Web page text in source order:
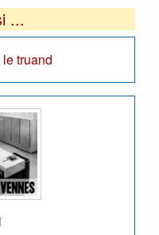
...
truand